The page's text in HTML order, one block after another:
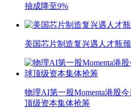
抽成降至9%
美国芯片制造复兴遇人才瓶
物理AI第一股Momenta港股
顶级资本集体抢筹